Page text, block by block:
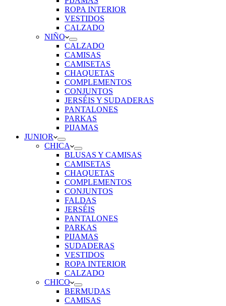
ROPA INTERIOR
VESTIDOS
CALZADO
NIÑO
CALZADO
CAMISAS
CAMISETAS
CHAQUETAS
COMPLEMENTOS
CONJUNTOS
JERSÉIS Y SUDADERAS
PANTALONES
PARKAS
PIJAMAS
JUNIOR
CHICA
BLUSAS Y CAMISAS
CAMISETAS
CHAQUETAS
COMPLEMENTOS
CONJUNTOS
FALDAS
JERSÉIS
PANTALONES
PARKAS
PIJAMAS
SUDADERAS
VESTIDOS
ROPA INTERIOR
CALZADO
CHICO
BERMUDAS
CAMISAS